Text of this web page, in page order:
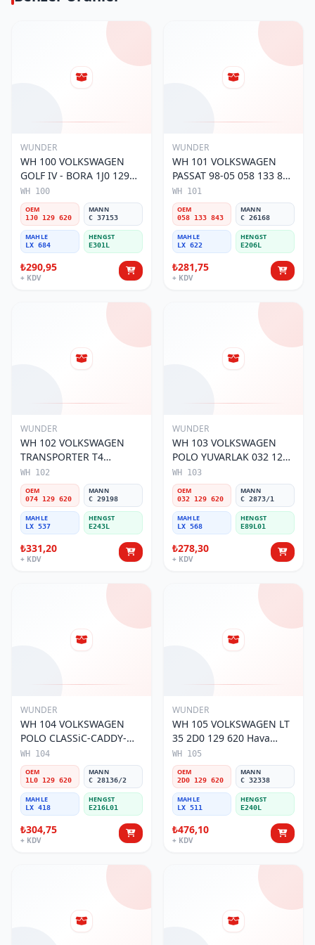
WUNDER
WH 100 VOLKSWAGEN
GOLF IV - BORA 1J0 129
620 Hava Filtresi
WH 100
OEM
1J0 129 620
MANN
C 37153
MAHLE
LX 684
HENGST
E301L
₺290,95
+ KDV
WUNDER
WH 101 VOLKSWAGEN
PASSAT 98-05 058 133 843
Hava Filtresi
WH 101
OEM
058 133 843
MANN
C 26168
MAHLE
LX 622
HENGST
E206L
₺281,75
+ KDV
WUNDER
WH 102 VOLKSWAGEN
TRANSPORTER T4
(SÜNGERSiZ) 074 129 620
Hava Filtresi
WH 102
OEM
074 129 620
MANN
C 29198
MAHLE
LX 537
HENGST
E243L
₺331,20
+ KDV
WUNDER
WH 103 VOLKSWAGEN
POLO YUVARLAK 032 129
620 Hava Filtresi
WH 103
OEM
032 129 620
MANN
C 2873/1
MAHLE
LX 568
HENGST
E89L01
₺278,30
+ KDV
WUNDER
WH 104 VOLKSWAGEN
POLO CLASSiC-CADDY-
SEAT iBiZA 1L0 129 620
Hava Filtresi
WH 104
OEM
1L0 129 620
MANN
C 28136/2
MAHLE
LX 418
HENGST
E216L01
₺304,75
+ KDV
WUNDER
WH 105 VOLKSWAGEN LT
35 2D0 129 620 Hava
Filtresi
WH 105
OEM
2D0 129 620
MANN
C 32338
MAHLE
LX 511
HENGST
E240L
₺476,10
+ KDV